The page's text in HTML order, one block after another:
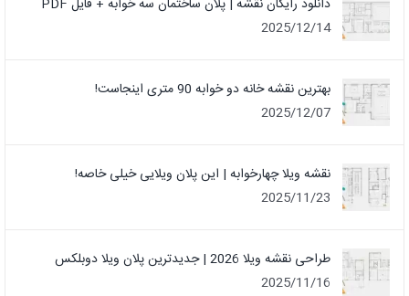
دانلود رایگان نقشه | پلان ساختمان سه خوابه + فایل PDF
2025/12/14
بهترین نقشه خانه دو خوابه 90 متری اینجاست!
2025/12/07
نقشه ویلا چهارخوابه | این پلان ویلایی خیلی خاصه!
2025/11/23
طراحی نقشه ویلا 2026 | جدیدترین پلان ویلا دوبلکس
2025/11/16